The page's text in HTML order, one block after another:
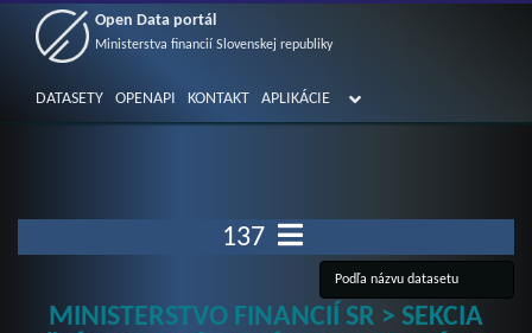
Open Data portál
Ministerstva financií Slovenskej republiky
DATASETY OPENAPI KONTAKT APLIKÁCIE
137
MINISTERSTVO FINANCIÍ SR > SEKCIA